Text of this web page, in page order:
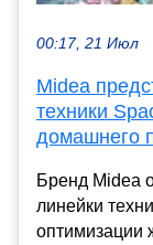
00:17, 21 Июл
Midea
техники
домашнего
Бренд Midea
линейки
оптимизации